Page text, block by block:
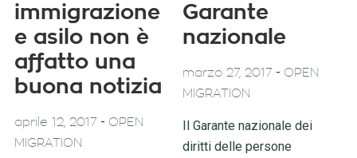
immigrazione
e asilo non è
affatto una
buona notizia
aprile 12, 2017 - OPEN
MIGRATION
Garante
nazionale
marzo 27, 2017 - OPEN
MIGRATION
Il Garante nazionale dei
diritti delle persone